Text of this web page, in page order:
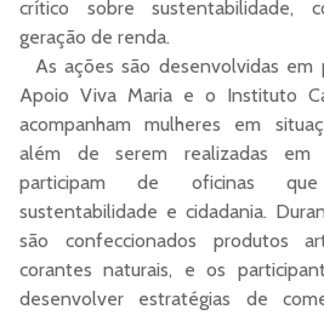
crítico sobre sustentabilidade,
geração de renda.
As ações são desenvolvidas em
Apoio Viva Maria e o Instituto
acompanham mulheres em
além de serem realizadas em
participam de oficinas que
sustentabilidade e cidadania.
são confeccionados produtos
corantes naturais, e os
desenvolver estratégias de